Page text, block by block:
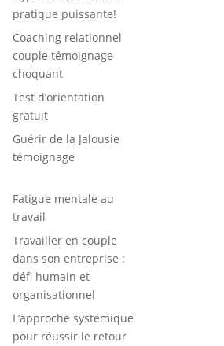
pratique puissante!
Coaching relationnel
couple témoignage
choquant
Test d’orientation
gratuit
Guérir de la Jalousie
témoignage
Fatigue mentale au
travail
Travailler en couple
dans son entreprise :
défi humain et
organisationnel
L’approche systémique
pour réussir le retour